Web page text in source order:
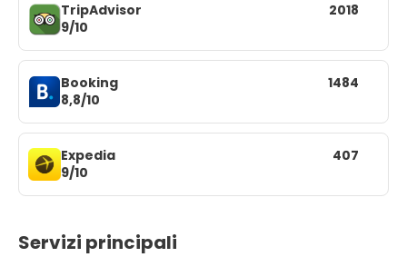
TripAdvisor
9/10
2018
Booking
8,8/10
1484
Expedia
9/10
407
Servizi principali